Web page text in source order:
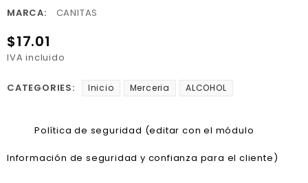
MARCA:
CANITAS
$17.01
IVA incluido
CATEGORIES: Inicio Merceria ALCOHOL
Política de seguridad (editar con el módulo
Información de seguridad y confianza para el cliente)